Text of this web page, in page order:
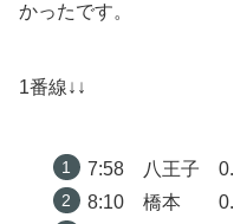
かったです。
1番線↓↓
7:58 八王子
8:10 橋本